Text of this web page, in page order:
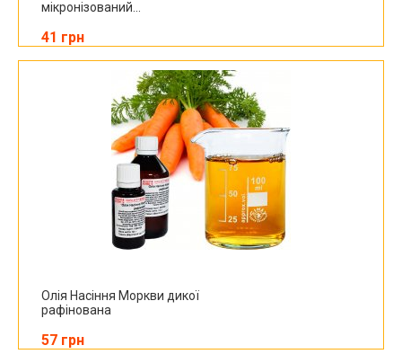
мікронізований...
41 грн
Олія Насіння Моркви дикої
рафінована
57 грн